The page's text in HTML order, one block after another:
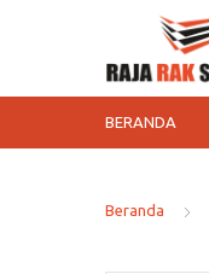
BERANDA
Beranda